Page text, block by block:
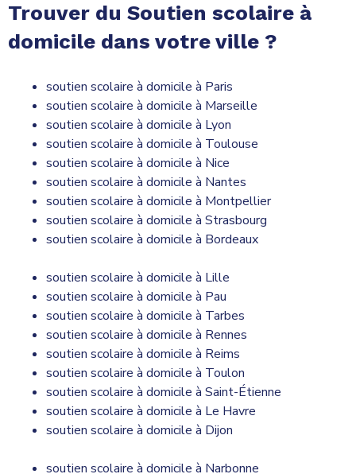
Trouver du Soutien scolaire à
domicile dans votre ville ?
soutien scolaire à domicile à Paris
soutien scolaire à domicile à Marseille
soutien scolaire à domicile à Lyon
soutien scolaire à domicile à Toulouse
soutien scolaire à domicile à Nice
soutien scolaire à domicile à Nantes
soutien scolaire à domicile à Montpellier
soutien scolaire à domicile à Strasbourg
soutien scolaire à domicile à Bordeaux
soutien scolaire à domicile à Lille
soutien scolaire à domicile à Pau
soutien scolaire à domicile à Tarbes
soutien scolaire à domicile à Rennes
soutien scolaire à domicile à Reims
soutien scolaire à domicile à Toulon
soutien scolaire à domicile à Saint-Étienne
soutien scolaire à domicile à Le Havre
soutien scolaire à domicile à Dijon
soutien scolaire à domicile à Narbonne